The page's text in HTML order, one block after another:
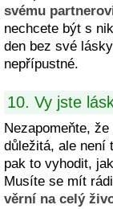
svému
nechcete být s
den bez své
nepřípustné.
10. Vy jste
Nezapomeňte,
důležitá, ale není
pak to vyhodit,
Musíte se mít
věrní na celý